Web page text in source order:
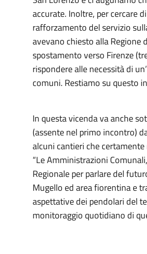
accurate. Inoltre, per cercare
rafforzamento del servizio
avevano chiesto alla
spostamento verso Firenze
rispondere alle necessità di
comuni. Restiamo su questo
In questa vicenda va anche
(assente nel primo incontro)
alcuni cantieri che
“Le Amministrazioni
Regionale per parlare del
Mugello ed area fiorentina e
aspettative dei pendolari del
monitoraggio quotidiano di